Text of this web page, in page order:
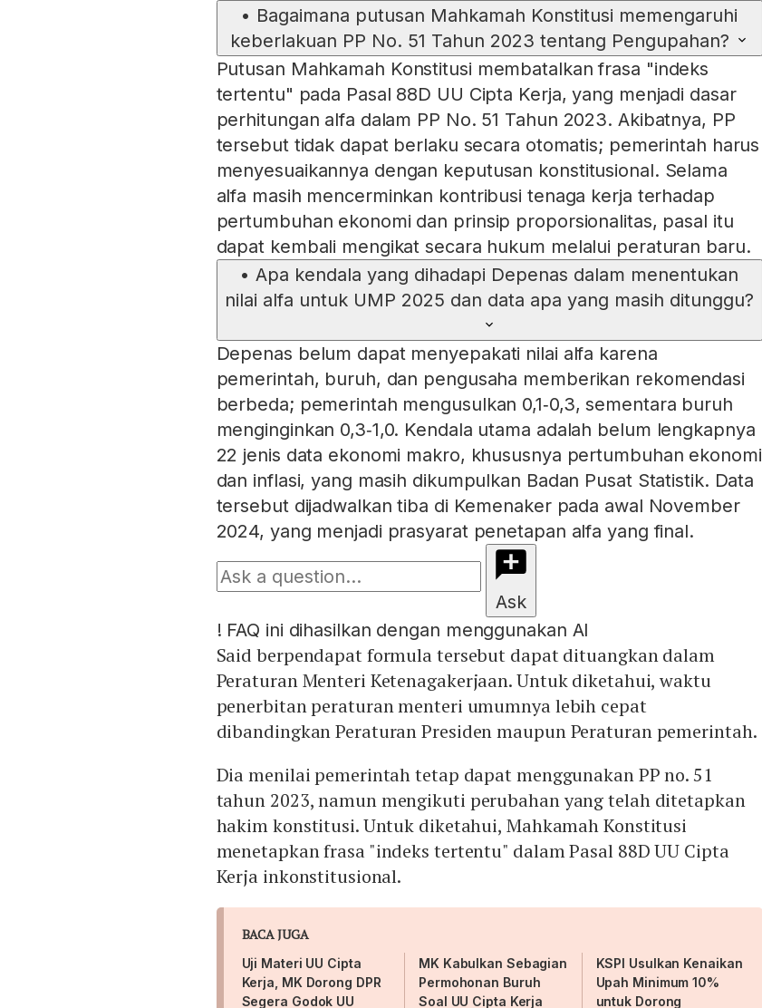
• Bagaimana putusan Mahkamah Konstitusi memengaruhi
keberlakuan PP No. 51 Tahun 2023 tentang Pengupahan?
Putusan Mahkamah Konstitusi membatalkan frasa "indeks
tertentu" pada Pasal 88D UU Cipta Kerja, yang menjadi dasar
perhitungan alfa dalam PP No. 51 Tahun 2023. Akibatnya, PP
tersebut tidak dapat berlaku secara otomatis; pemerintah harus
menyesuaikannya dengan keputusan konstitusional. Selama
alfa masih mencerminkan kontribusi tenaga kerja terhadap
pertumbuhan ekonomi dan prinsip proporsionalitas, pasal itu
dapat kembali mengikat secara hukum melalui peraturan baru.
• Apa kendala yang dihadapi Depenas dalam menentukan
nilai alfa untuk UMP 2025 dan data apa yang masih ditunggu?
Depenas belum dapat menyepakati nilai alfa karena
pemerintah, buruh, dan pengusaha memberikan rekomendasi
berbeda; pemerintah mengusulkan 0,1‑0,3, sementara buruh
menginginkan 0,3‑1,0. Kendala utama adalah belum lengkapnya
22 jenis data ekonomi makro, khususnya pertumbuhan ekonomi
dan inflasi, yang masih dikumpulkan Badan Pusat Statistik. Data
tersebut dijadwalkan tiba di Kemenaker pada awal November
2024, yang menjadi prasyarat penetapan alfa yang final.
Ask
! FAQ ini dihasilkan dengan menggunakan AI
Said berpendapat formula tersebut dapat dituangkan dalam
Peraturan Menteri Ketenagakerjaan. Untuk diketahui, waktu
penerbitan peraturan menteri umumnya lebih cepat
dibandingkan Peraturan Presiden maupun Peraturan pemerintah.
Dia menilai pemerintah tetap dapat menggunakan PP no. 51
tahun 2023, namun mengikuti perubahan yang telah ditetapkan
hakim konstitusi. Untuk diketahui, Mahkamah Konstitusi
menetapkan frasa "indeks tertentu" dalam Pasal 88D UU Cipta
Kerja inkonstitusional.
BACA JUGA
Uji Materi UU Cipta
Kerja, MK Dorong DPR
Segera Godok UU
MK Kabulkan Sebagian
Permohonan Buruh
Soal UU Cipta Kerja
KSPI Usulkan Kenaikan
Upah Minimum 10%
untuk Dorong